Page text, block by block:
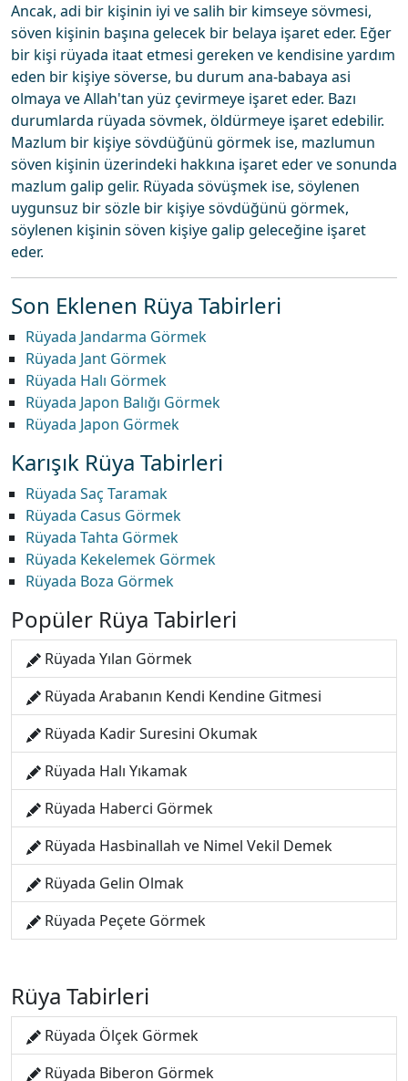
Ancak, adi bir kişinin iyi ve salih bir kimseye sövmesi,
söven kişinin başına gelecek bir belaya işaret eder. Eğer
bir kişi rüyada itaat etmesi gereken ve kendisine yardım
eden bir kişiye söverse, bu durum ana-babaya asi
olmaya ve Allah'tan yüz çevirmeye işaret eder. Bazı
durumlarda rüyada sövmek, öldürmeye işaret edebilir.
Mazlum bir kişiye sövdüğünü görmek ise, mazlumun
söven kişinin üzerindeki hakkına işaret eder ve sonunda
mazlum galip gelir. Rüyada sövüşmek ise, söylenen
uygunsuz bir sözle bir kişiye sövdüğünü görmek,
söylenen kişinin söven kişiye galip geleceğine işaret
eder.
Son Eklenen Rüya Tabirleri
Rüyada Jandarma Görmek
Rüyada Jant Görmek
Rüyada Halı Görmek
Rüyada Japon Balığı Görmek
Rüyada Japon Görmek
Karışık Rüya Tabirleri
Rüyada Saç Taramak
Rüyada Casus Görmek
Rüyada Tahta Görmek
Rüyada Kekelemek Görmek
Rüyada Boza Görmek
Popüler Rüya Tabirleri
Rüyada Yılan Görmek
Rüyada Arabanın Kendi Kendine Gitmesi
Rüyada Kadir Suresini Okumak
Rüyada Halı Yıkamak
Rüyada Haberci Görmek
Rüyada Hasbinallah ve Nimel Vekil Demek
Rüyada Gelin Olmak
Rüyada Peçete Görmek
Rüya Tabirleri
Rüyada Ölçek Görmek
Rüyada Biberon Görmek